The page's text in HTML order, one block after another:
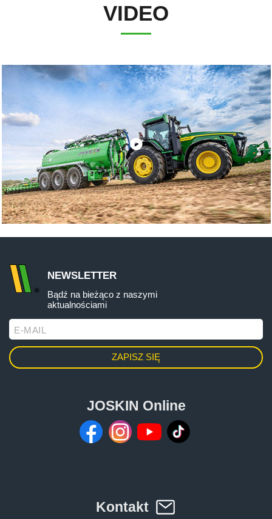
VIDEO
NEWSLETTER
Bądź na bieżąco z naszymi
aktualnościami
E-MAIL
JOSKIN Online
Kontakt